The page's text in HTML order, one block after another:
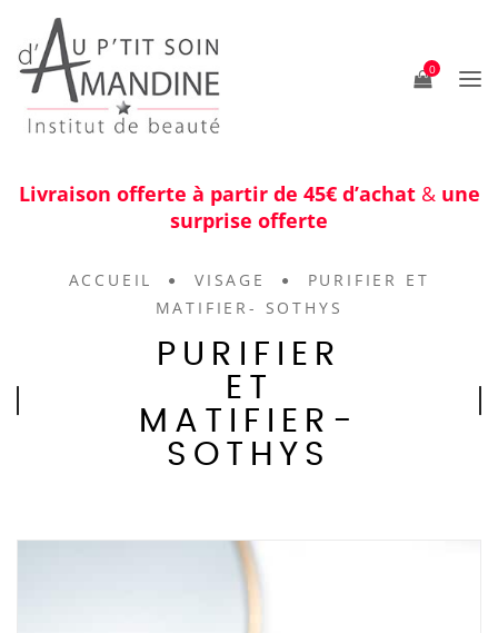
0
Livraison offerte à partir de 45€ d’achat & une
surprise offerte
ACCUEIL VISAGE
PURIFIER ET
MATIFIER- SOTHYS
PURIFIER
ET
MATIFIER-
SOTHYS